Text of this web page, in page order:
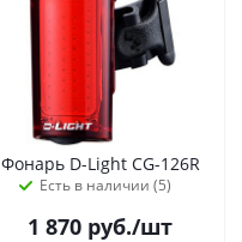
Фонарь D-Light CG-126R
Есть в наличии (5)
1 870 руб./шт